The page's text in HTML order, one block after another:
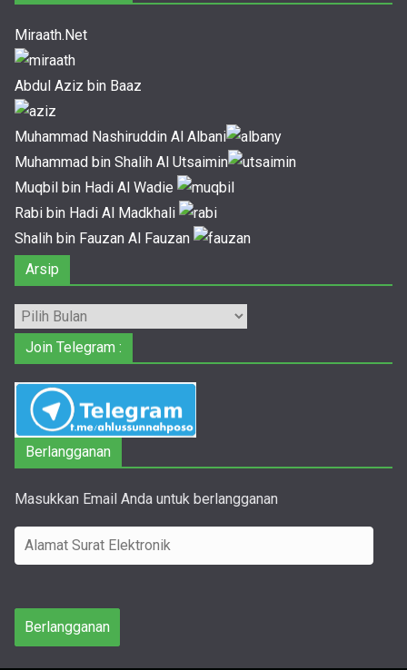
Miraath.Net
Abdul Aziz bin Baaz
Muhammad Nashiruddin Al Albani
Muhammad bin Shalih Al Utsaimin
Muqbil bin Hadi Al Wadie
Rabi bin Hadi Al Madkhali
Shalih bin Fauzan Al Fauzan
Arsip
Arsip
Join Telegram :
Berlangganan
Masukkan Email Anda untuk berlangganan
l
m
t
Berlangganan